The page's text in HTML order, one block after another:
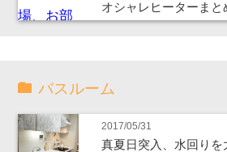
オシャレヒーターまと
バスルーム
2017/05/31
真夏日突入、水回り